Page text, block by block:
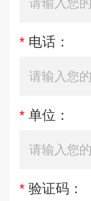
* 电话：
* 单位：
* 验证码：